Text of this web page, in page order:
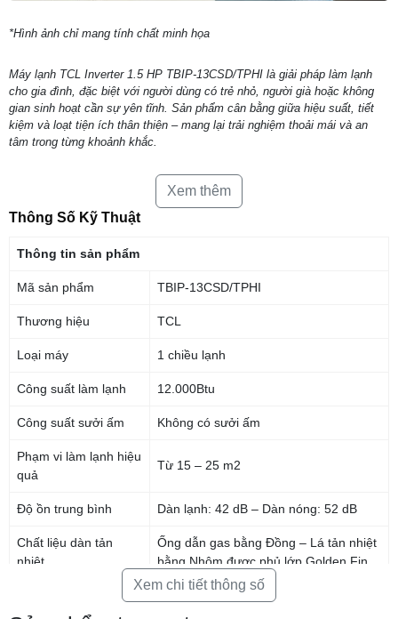
*Hình ảnh chỉ mang tính chất minh họa
Máy lạnh TCL Inverter 1.5 HP TBIP-13CSD/TPHI là giải pháp làm lạnh
cho gia đình, đặc biệt với người dùng có trẻ nhỏ, người già hoặc không
gian sinh hoạt cần sự yên tĩnh. Sản phẩm cân bằng giữa hiệu suất, tiết
kiệm và loạt tiện ích thân thiện – mang lại trải nghiệm thoải mái và an
tâm trong từng khoảnh khắc.
Xem thêm
Thông Số Kỹ Thuật
Thông tin sản phẩm
Mã sản phẩm TBIP-13CSD/TPHI
Thương hiệu TCL
Loại máy 1 chiều lạnh
Công suất làm lạnh 12.000Btu
Công suất sưởi ấm Không có sưởi ấm
Phạm vi làm lạnh hiệu
quả
Từ 15 – 25 m2
Độ ồn trung bình Dàn lạnh: 42 dB – Dàn nóng: 52 dB
Chất liệu dàn tản
nhiệt
Ống dẫn gas bằng Đồng – Lá tản nhiệt
bằng Nhôm được phủ lớp Golden Fin
R-32
Xem chi tiết thông số